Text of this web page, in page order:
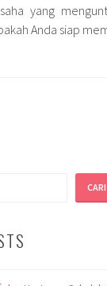
yang
Anda siap
CARI